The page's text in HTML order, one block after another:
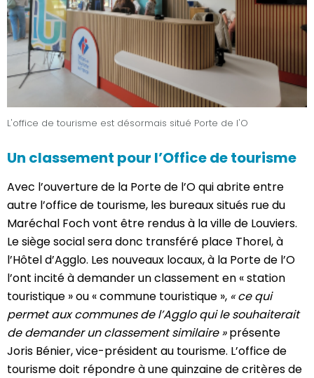
L'office de tourisme est désormais situé Porte de l'O
Un classement pour l’Office de tourisme
Avec l’ouverture de la Porte de l’O qui abrite entre
autre l’office de tourisme, les bureaux situés rue du
Maréchal Foch vont être rendus à la ville de Louviers.
Le siège social sera donc transféré place Thorel, à
l’Hôtel d’Agglo. Les nouveaux locaux, à la Porte de l’O
l’ont incité à demander un classement en « station
touristique » ou « commune touristique », « ce qui
permet aux communes de l’Agglo qui le souhaiterait
de demander un classement similaire »présente
Joris Bénier, vice-président au tourisme. L’office de
tourisme doit répondre à une quinzaine de critères de